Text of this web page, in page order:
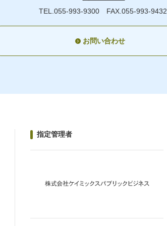
TEL.055-993-9300 FAX.055-993-9432
お問い合わせ
指定管理者